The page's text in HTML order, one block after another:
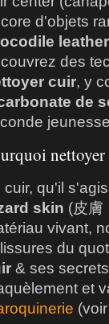
d'objets
leather
des
cuir, y
de
cuir, qu'il
skin (皮膚
vivant,
du
& ses
et